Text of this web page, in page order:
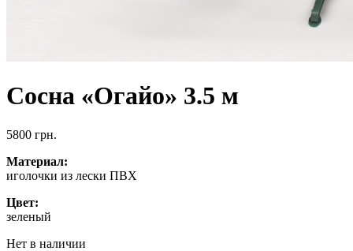
Сосна «Огайо» 3.5 м
5800 грн.
Материал:
иголочки из лески ПВХ
Цвет:
зеленый
Нет в наличии